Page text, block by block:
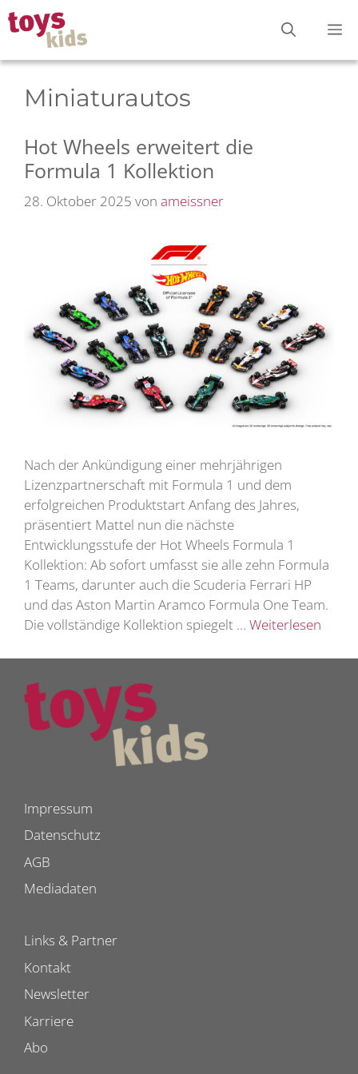
Zum
Inhalt
springen
Miniaturautos
Hot Wheels erweitert die
Formula 1 Kollektion
28. Oktober 2025 von ameissner
Nach der Ankündigung einer mehrjährigen
Lizenzpartnerschaft mit Formula 1 und dem
erfolgreichen Produktstart Anfang des Jahres,
präsentiert Mattel nun die nächste
Entwicklungsstufe der Hot Wheels Formula 1
Kollektion: Ab sofort umfasst sie alle zehn Formula
1 Teams, darunter auch die Scuderia Ferrari HP
und das Aston Martin Aramco Formula One Team.
Die vollständige Kollektion spiegelt … Weiterlesen
Impressum
Datenschutz
AGB
Mediadaten
Links & Partner
Kontakt
Newsletter
Karriere
Abo